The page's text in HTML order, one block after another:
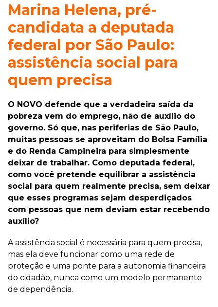
Marina Helena, pré-
candidata a deputada
federal por São Paulo:
assistência social para
quem precisa
O NOVO defende que a verdadeira saída da
pobreza vem do emprego, não de auxílio do
governo. Só que, nas periferias de São Paulo,
muitas pessoas se aproveitam do Bolsa Família
e do Renda Campineira para simplesmente
deixar de trabalhar. Como deputada federal,
como você pretende equilibrar a assistência
social para quem realmente precisa, sem deixar
que esses programas sejam desperdiçados
com pessoas que nem deviam estar recebendo
auxílio?
A assistência social é necessária para quem precisa,
mas ela deve funcionar como uma rede de
proteção e uma ponte para a autonomia financeira
do cidadão, nunca como um modelo permanente
de dependência.